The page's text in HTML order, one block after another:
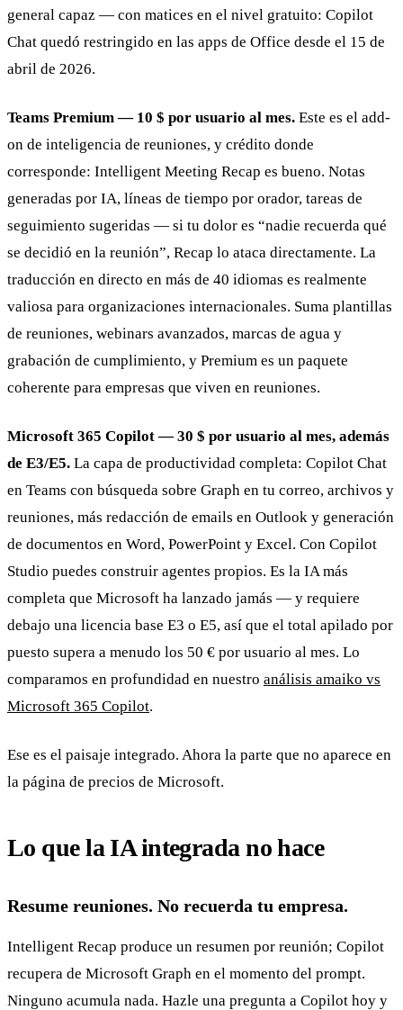
general capaz — con matices en el nivel gratuito: Copilot
Chat quedó restringido en las apps de Office desde el 15 de
abril de 2026.
Teams Premium — 10 $ por usuario al mes. Este es el add-
on de inteligencia de reuniones, y crédito donde
corresponde: Intelligent Meeting Recap es bueno. Notas
generadas por IA, líneas de tiempo por orador, tareas de
seguimiento sugeridas — si tu dolor es “nadie recuerda qué
se decidió en la reunión”, Recap lo ataca directamente. La
traducción en directo en más de 40 idiomas es realmente
valiosa para organizaciones internacionales. Suma plantillas
de reuniones, webinars avanzados, marcas de agua y
grabación de cumplimiento, y Premium es un paquete
coherente para empresas que viven en reuniones.
Microsoft 365 Copilot — 30 $ por usuario al mes, además
de E3/E5. La capa de productividad completa: Copilot Chat
en Teams con búsqueda sobre Graph en tu correo, archivos y
reuniones, más redacción de emails en Outlook y generación
de documentos en Word, PowerPoint y Excel. Con Copilot
Studio puedes construir agentes propios. Es la IA más
completa que Microsoft ha lanzado jamás — y requiere
debajo una licencia base E3 o E5, así que el total apilado por
puesto supera a menudo los 50 € por usuario al mes. Lo
comparamos en profundidad en nuestro análisis amaiko vs
Microsoft 365 Copilot.
Ese es el paisaje integrado. Ahora la parte que no aparece en
la página de precios de Microsoft.
Lo que la IA integrada no hace
Resume reuniones. No recuerda tu empresa.
Intelligent Recap produce un resumen por reunión; Copilot
recupera de Microsoft Graph en el momento del prompt.
Ninguno acumula nada. Hazle una pregunta a Copilot hoy y